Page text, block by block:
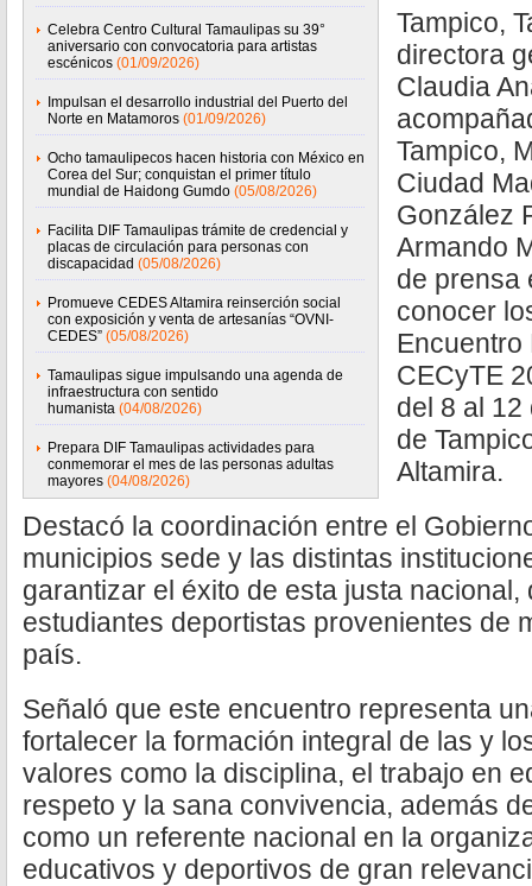
Celebra Centro Cultural Tamaulipas su 39°
aniversario con convocatoria para artistas
escénicos (01/09/2026)
Impulsan el desarrollo industrial del Puerto del
Norte en Matamoros (01/09/2026)
Ocho tamaulipecos hacen historia con México en
Corea del Sur; conquistan el primer título
mundial de Haidong Gumdo (05/08/2026)
Facilita DIF Tamaulipas trámite de credencial y
placas de circulación para personas con
discapacidad (05/08/2026)
Promueve CEDES Altamira reinserción social
con exposición y venta de artesanías “OVNI-
CEDES” (05/08/2026)
Tamaulipas sigue impulsando una agenda de
infraestructura con sentido
humanista (04/08/2026)
Prepara DIF Tamaulipas actividades para
conmemorar el mes de las personas adultas
mayores (04/08/2026)
Tampico,
directora
Claudia
Tampico,
Ciudad
González
Armando
de prensa
conocer
CECyTE
del 8 al
de
Altamira.
Destacó la coordinación entre el
municipios sede y las distintas
garantizar el éxito de esta justa
estudiantes deportistas provenientes de
país.
Señaló que este encuentro representa
fortalecer la formación integral de las y
valores como la disciplina, el trabajo en
respeto y la sana convivencia, además
como un referente nacional en la
educativos y deportivos de gran